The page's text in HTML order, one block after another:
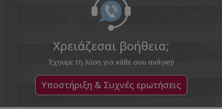
Χρειάζεσαι βοήθεια;
Έχουμε τη λύση για κάθε σου ανάγκη!
Υποστήριξη & Συχνές ερωτήσεις